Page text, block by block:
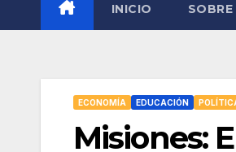
INICIO
ECONOMÍA EDUCACIÓN
Misiones: